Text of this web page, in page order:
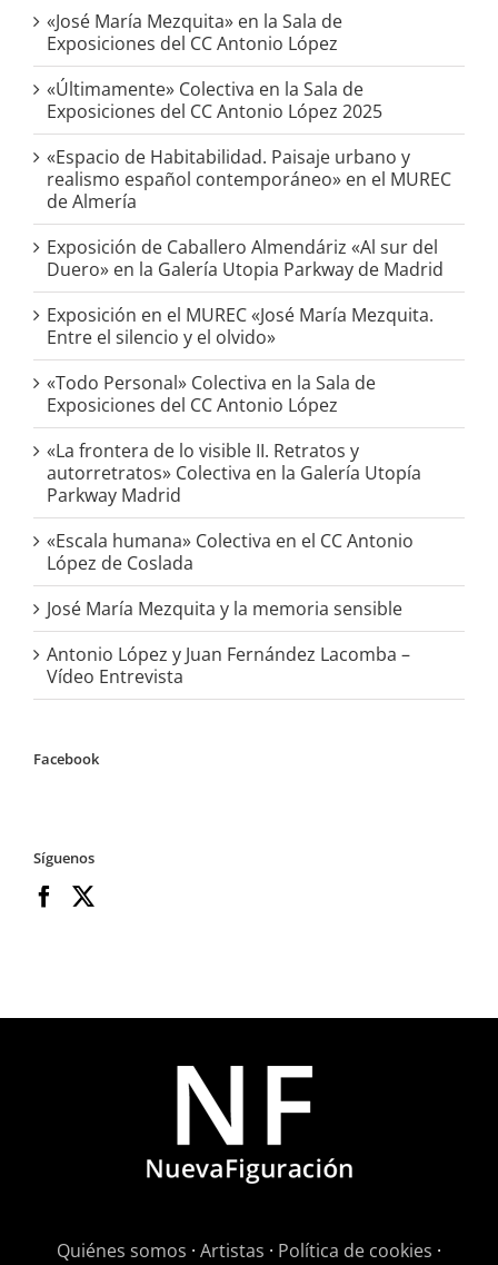
«José María Mezquita» en la Sala de
Exposiciones del CC Antonio López
«Últimamente» Colectiva en la Sala de
Exposiciones del CC Antonio López 2025
«Espacio de Habitabilidad. Paisaje urbano y
realismo español contemporáneo» en el MUREC
de Almería
Exposición de Caballero Almendáriz «Al sur del
Duero» en la Galería Utopia Parkway de Madrid
Exposición en el MUREC «José María Mezquita.
Entre el silencio y el olvido»
«Todo Personal» Colectiva en la Sala de
Exposiciones del CC Antonio López
«La frontera de lo visible II. Retratos y
autorretratos» Colectiva en la Galería Utopía
Parkway Madrid
«Escala humana» Colectiva en el CC Antonio
López de Coslada
José María Mezquita y la memoria sensible
Antonio López y Juan Fernández Lacomba –
Vídeo Entrevista
Facebook
Síguenos
Quiénes somos · Artistas · Política de cookies ·